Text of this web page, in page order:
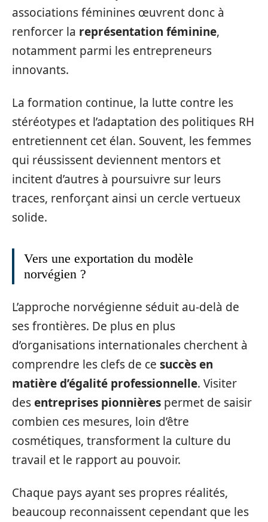
associations féminines œuvrent donc à
renforcer la représentation féminine,
notamment parmi les entrepreneurs
innovants.
La formation continue, la lutte contre les
stéréotypes et l’adaptation des politiques RH
entretiennent cet élan. Souvent, les femmes
qui réussissent deviennent mentors et
incitent d’autres à poursuivre sur leurs
traces, renforçant ainsi un cercle vertueux
solide.
Vers une exportation du modèle
norvégien ?
L’approche norvégienne séduit au-delà de
ses frontières. De plus en plus
d’organisations internationales cherchent à
comprendre les clefs de ce succès en
matière d’égalité professionnelle. Visiter
desentreprises pionnières permet de saisir
combien ces mesures, loin d’être
cosmétiques, transforment la culture du
travail et le rapport au pouvoir.
Chaque pays ayant ses propres réalités,
beaucoup reconnaissent cependant que les